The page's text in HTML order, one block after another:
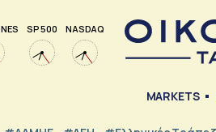
SP 500 NASDAQ
MARKETS